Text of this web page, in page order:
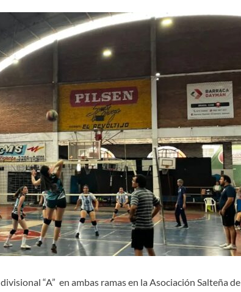
“A” en ambas ramas en la Asociación Salteña de